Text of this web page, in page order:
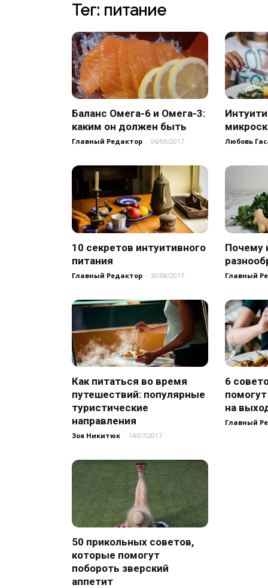
Тег: питание
Баланс Омега-6 и Омега-3:
каким он должен быть
Главный Редактор - 06/09/2017 Любовь
10 секретов интуитивного
питания
Главный Редактор - 30/08/2017
Почему
Главный
Как питаться во время
путешествий: популярные
туристические
направления
Зоя Никитюк - 14/07/2017
6
на
Главный
50 прикольных советов,
которые помогут
побороть зверский
аппетит